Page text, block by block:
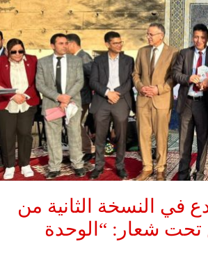
في النسخة الثانية من
شعار: “الوحدة